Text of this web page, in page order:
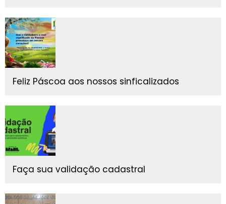
Feliz Páscoa aos nossos sinficalizados
Faça sua validação cadastral